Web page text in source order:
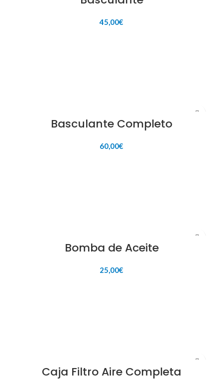
45,00€
Basculante Completo
60,00€
Bomba de Aceite
25,00€
Caja Filtro Aire Completa